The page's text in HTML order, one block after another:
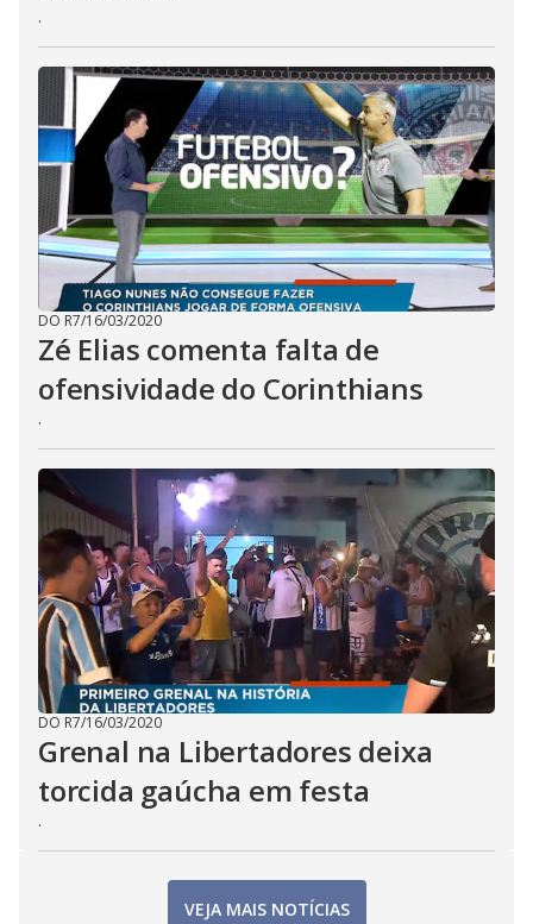
.
DO R7/16/03/2020
Zé Elias comenta falta de
ofensividade do Corinthians
.
DO R7/16/03/2020
Grenal na Libertadores deixa
torcida gaúcha em festa
.
VEJA MAIS NOTÍCIAS